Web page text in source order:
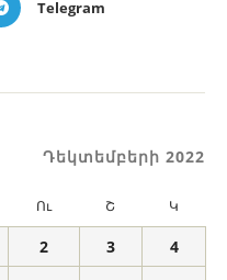
Telegram
Դեկտեմբերի 2022
Ու Շ Կ
2 3
4